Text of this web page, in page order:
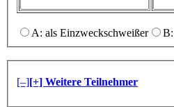
A: als Einzweckschweißer
[–][+] Weitere Teilnehmer